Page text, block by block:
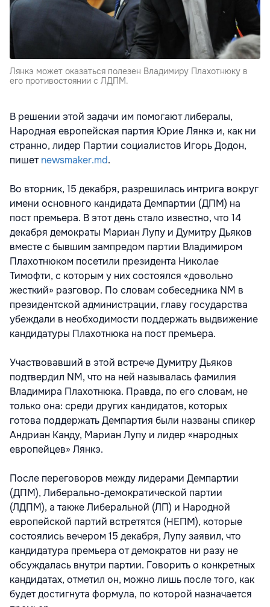
Лянкэ может оказаться полезен Владимиру Плахотнюку в
его противостоянии с ЛДПМ.
В решении этой задачи им помогают либералы,
Народная европейская партия Юрие Лянкэ и, как ни
странно, лидер Партии социалистов Игорь Додон,
пишетnewsmaker.md.
Во вторник, 15 декабря, разрешилась интрига вокруг
имени основного кандидата Демпартии (ДПМ) на
пост премьера. В этот день стало известно, что 14
декабря демократы Мариан Лупу и Думитру Дьяков
вместе с бывшим зампредом партии Владимиром
Плахотнюком посетили президента Николае
Тимофти, с которым у них состоялся «довольно
жесткий» разговор. По словам собеседника NM в
президентской администрации, главу государства
убеждали в необходимости поддержать выдвижение
кандидатуры Плахотнюка на пост премьера.
Участвовавший в этой встрече Думитру Дьяков
подтвердил NM, что на ней называлась фамилия
Владимира Плахотнюка. Правда, по его словам, не
только она: среди других кандидатов, которых
готова поддержать Демпартия были названы спикер
Андриан Канду, Мариан Лупу и лидер «народных
европейцев» Лянкэ.
После переговоров между лидерами Демпартии
(ДПМ), Либерально-демократической партии
(ЛДПМ), а также Либеральной (ЛП) и Народной
европейской партий встретятся (НЕПМ), которые
состоялись вечером 15 декабря, Лупу заявил, что
кандидатура премьера от демократов ни разу не
обсуждалась внутри партии. Говорить о конкретных
кандидатах, отметил он, можно лишь после того, как
будет достигнута формула, по которой назначается